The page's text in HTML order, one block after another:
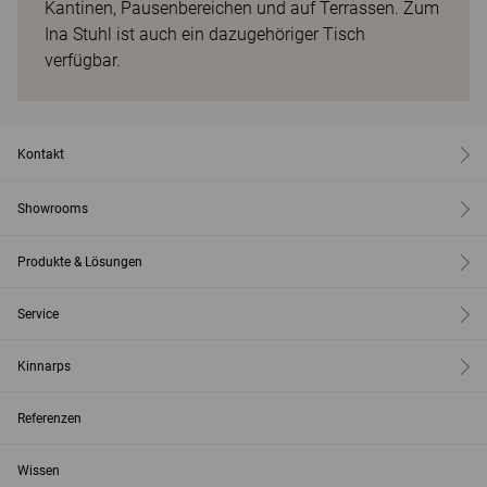
Kantinen, Pausenbereichen und auf Terrassen. Zum
Ina Stuhl ist auch ein dazugehöriger Tisch
verfügbar.
Kontakt
Showrooms
Produkte & Lösungen
Service
Kinnarps
Referenzen
Wissen